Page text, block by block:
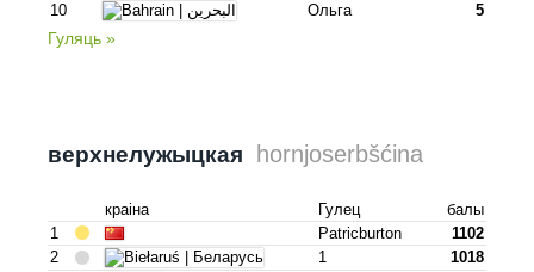
10
Ольга 5
Гуляць »
верхнелужыцкая hornjoserbšćina
краіна Гулец
балы
1
Patricburton
1102
2
1
1018